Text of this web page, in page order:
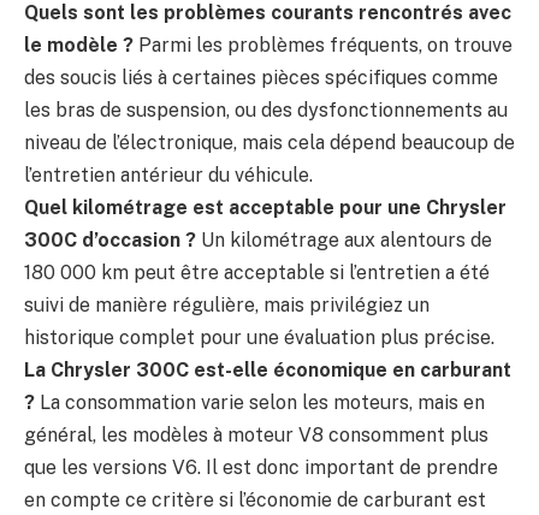
Quels sont les problèmes courants rencontrés avec
le modèle ? Parmi les problèmes fréquents, on trouve
des soucis liés à certaines pièces spécifiques comme
les bras de suspension, ou des dysfonctionnements au
niveau de l’électronique, mais cela dépend beaucoup de
l’entretien antérieur du véhicule.
Quel kilométrage est acceptable pour une Chrysler
300C d’occasion ? Un kilométrage aux alentours de
180 000 km peut être acceptable si l’entretien a été
suivi de manière régulière, mais privilégiez un
historique complet pour une évaluation plus précise.
La Chrysler 300C est-elle économique en carburant
? La consommation varie selon les moteurs, mais en
général, les modèles à moteur V8 consomment plus
que les versions V6. Il est donc important de prendre
en compte ce critère si l’économie de carburant est